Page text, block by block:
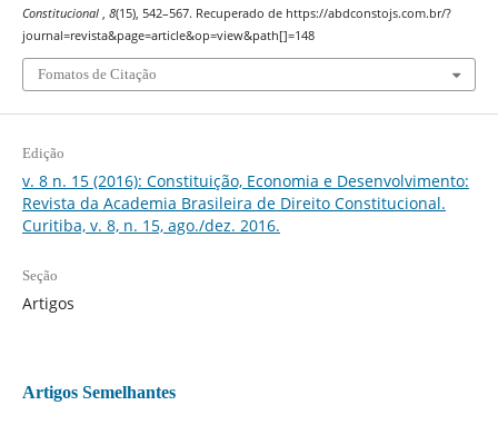
Constitucional
8(15), 542–567. Recuperado de https://abdconstojs.com.br/?
journal=revista&page=article&op=view&path[]=148
Fomatos de Citação
Edição
v. 8 n. 15 (2016): Constituição, Economia e Desenvolvimento:
Revista da Academia Brasileira de Direito Constitucional.
Curitiba, v. 8, n. 15, ago./dez. 2016.
Seção
Artigos
Artigos Semelhantes